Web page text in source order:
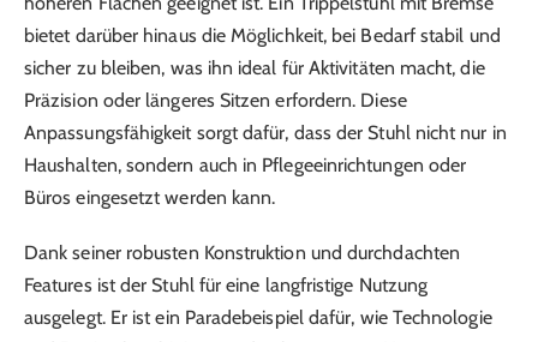
bietet darüber hinaus die Möglichkeit, bei Bedarf stabil und
sicher zu bleiben, was ihn ideal für Aktivitäten macht, die
Präzision oder längeres Sitzen erfordern. Diese
Anpassungsfähigkeit sorgt dafür, dass der Stuhl nicht nur in
Haushalten, sondern auch in Pflegeeinrichtungen oder
Büros eingesetzt werden kann.
Dank seiner robusten Konstruktion und durchdachten
Features ist der Stuhl für eine langfristige Nutzung
ausgelegt. Er ist ein Paradebeispiel dafür, wie Technologie